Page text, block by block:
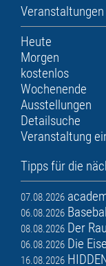
Veranstaltungen
Heute
Morgen
kostenlos
Wochenende
Ausstellungen
Detailsuche
Veranstaltung
Tipps für die
07.08.2026
06.08.2026
08.08.2026 Der
06.08.2026 Die
16.08.2026